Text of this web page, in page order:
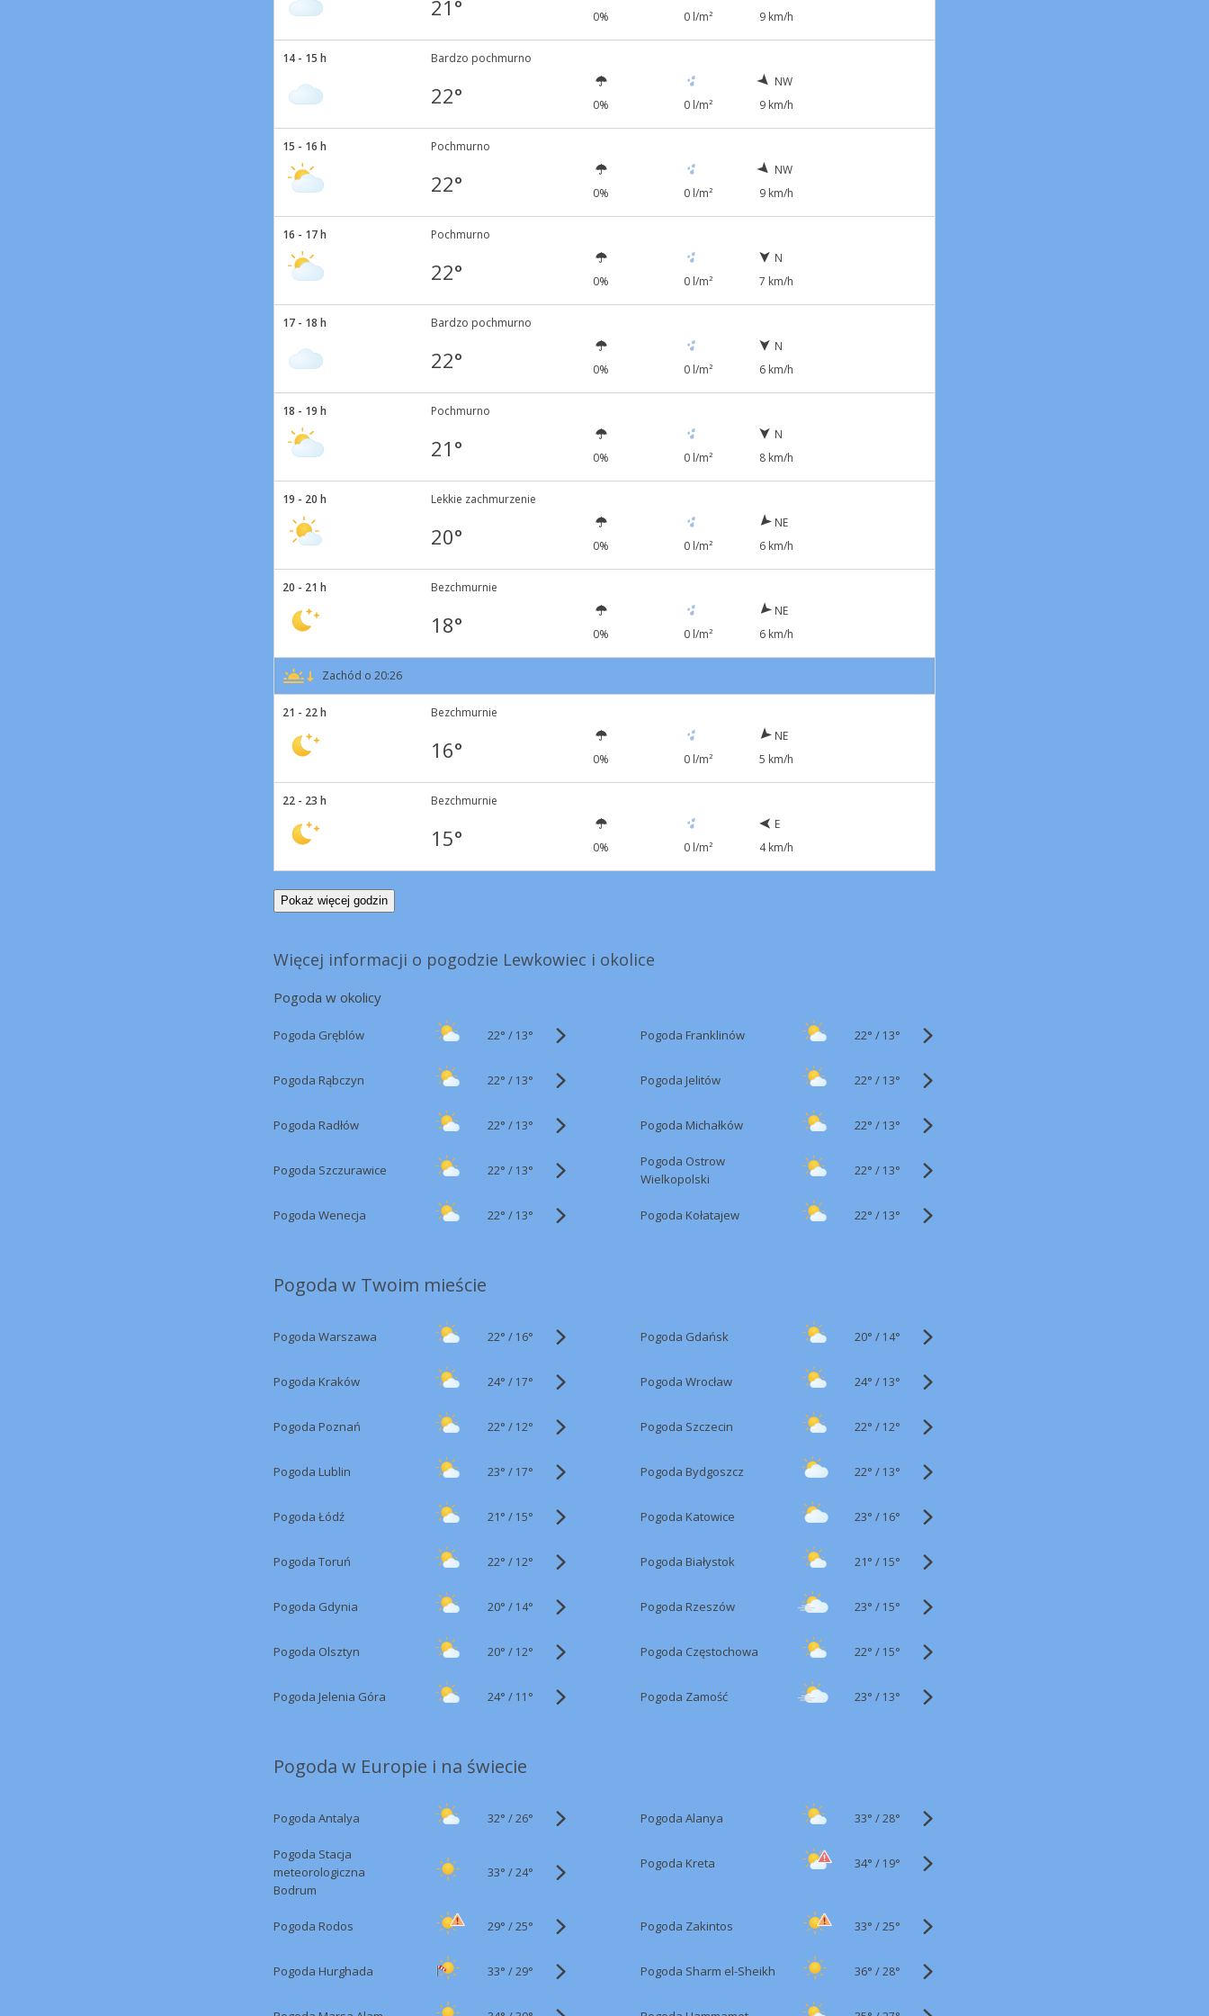
21° 0% 0 l/m²
9 km/h
14 - 15 h Bardzo pochmurno
22° 0% 0 l/m²
NW
9 km/h
15 - 16 h Pochmurno
22° 0% 0 l/m²
NW
9 km/h
16 - 17 h Pochmurno
22° 0% 0 l/m²
N
7 km/h
17 - 18 h Bardzo pochmurno
22° 0% 0 l/m²
N
6 km/h
18 - 19 h Pochmurno
21° 0% 0 l/m²
N
8 km/h
19 - 20 h Lekkie zachmurzenie
20° 0% 0 l/m²
NE
6 km/h
20 - 21 h Bezchmurnie
18° 0% 0 l/m²
NE
6 km/h
Zachód o 20:26
21 - 22 h Bezchmurnie
16° 0% 0 l/m²
NE
5 km/h
22 - 23 h Bezchmurnie
15° 0% 0 l/m²
E
4 km/h
Pokaż więcej godzin
Więcej informacji o pogodzie Lewkowiec i okolice
Pogoda w okolicy
Pogoda Gręblów 22° / 13° Pogoda Franklinów 22° / 13°
Pogoda Rąbczyn 22° / 13° Pogoda Jelitów 22° / 13°
Pogoda Radłów 22° / 13° Pogoda Michałków 22° / 13°
Pogoda Szczurawice 22° / 13°
Pogoda Ostrow
Wielkopolski
22° / 13°
Pogoda Wenecja 22° / 13° Pogoda Kołatajew 22° / 13°
Pogoda w Twoim mieście
Pogoda Warszawa 22° / 16° Pogoda Gdańsk 20° / 14°
Pogoda Kraków 24° / 17° Pogoda Wrocław 24° / 13°
Pogoda Poznań 22° / 12° Pogoda Szczecin 22° / 12°
Pogoda Lublin 23° / 17° Pogoda Bydgoszcz 22° / 13°
Pogoda Łódź 21° / 15° Pogoda Katowice 23° / 16°
Pogoda Toruń 22° / 12° Pogoda Białystok 21° / 15°
Pogoda Gdynia 20° / 14° Pogoda Rzeszów 23° / 15°
Pogoda Olsztyn 20° / 12° Pogoda Częstochowa 22° / 15°
Pogoda Jelenia Góra 24° / 11° Pogoda Zamość 23° / 13°
Pogoda w Europie i na świecie
Pogoda Antalya 32° /26° Pogoda Alanya 33° /28°
Pogoda Stacja
meteorologiczna
Bodrum
33° /24°
Pogoda Kreta 34° / 19°
Pogoda Rodos 29° /25° Pogoda Zakintos 33° /25°
Pogoda Hurghada 33° /29° Pogoda Sharm el-Sheikh 36° /28°